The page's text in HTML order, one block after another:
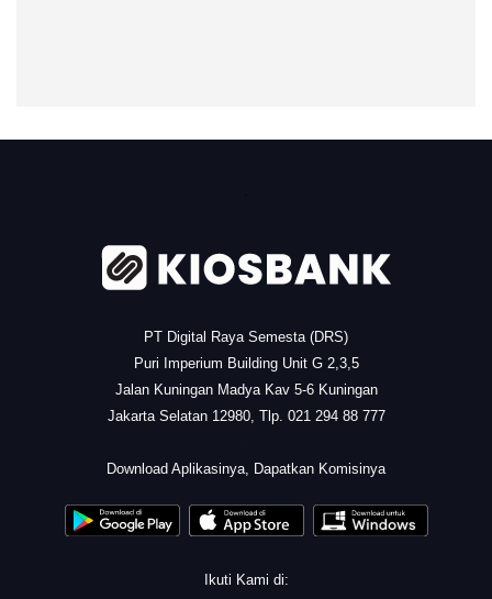
PT Digital Raya Semesta (DRS)
Puri Imperium Building Unit G 2,3,5
Jalan Kuningan Madya Kav 5-6 Kuningan
Jakarta Selatan 12980, Tlp. 021 294 88 777
Download Aplikasinya, Dapatkan Komisinya
Ikuti Kami di: